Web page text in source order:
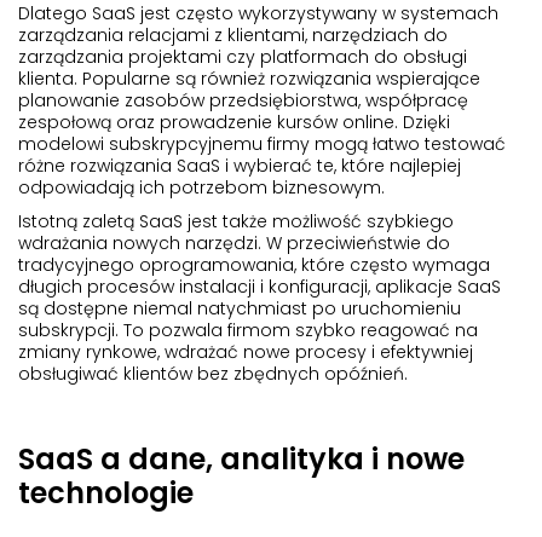
Dlatego SaaS jest często wykorzystywany w systemach
zarządzania relacjami z klientami, narzędziach do
zarządzania projektami czy platformach do obsługi
klienta. Popularne są również rozwiązania wspierające
planowanie zasobów przedsiębiorstwa, współpracę
zespołową oraz prowadzenie kursów online. Dzięki
modelowi subskrypcyjnemu firmy mogą łatwo testować
różne rozwiązania SaaS i wybierać te, które najlepiej
odpowiadają ich potrzebom biznesowym.
Istotną zaletą SaaS jest także możliwość szybkiego
wdrażania nowych narzędzi. W przeciwieństwie do
tradycyjnego oprogramowania, które często wymaga
długich procesów instalacji i konfiguracji, aplikacje SaaS
są dostępne niemal natychmiast po uruchomieniu
subskrypcji. To pozwala firmom szybko reagować na
zmiany rynkowe, wdrażać nowe procesy i efektywniej
obsługiwać klientów bez zbędnych opóźnień.
SaaS a dane, analityka i nowe
technologie